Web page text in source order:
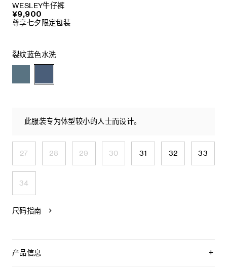
WESLEY牛仔裤
¥9,900
尊享七夕限定包装
裂纹蓝色水洗
此服装专为体型较小的人士而设计。
27 28 29 30 31 32 33
34
尺码指南
产品信息